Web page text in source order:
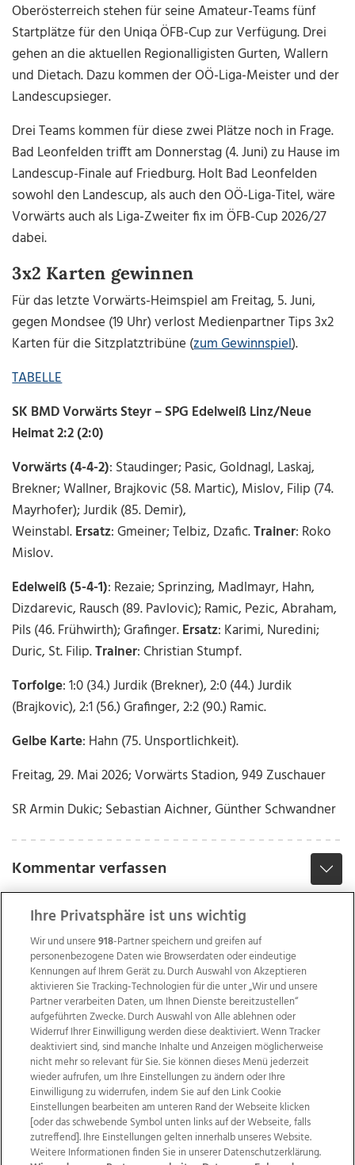
Oberösterreich stehen für seine Amateur-Teams fünf
Startplätze für den Uniqa ÖFB-Cup zur Verfügung. Drei
gehen an die aktuellen Regionalligisten Gurten, Wallern
und Dietach. Dazu kommen der OÖ-Liga-Meister und der
Landescupsieger.
Drei Teams kommen für diese zwei Plätze noch in Frage.
Bad Leonfelden trifft am Donnerstag (4. Juni) zu Hause im
Landescup-Finale auf Friedburg. Holt Bad Leonfelden
sowohl den Landescup, als auch den OÖ-Liga-Titel, wäre
Vorwärts auch als Liga-Zweiter fix im ÖFB-Cup 2026/27
dabei.
3x2 Karten gewinnen
Für das letzte Vorwärts-Heimspiel am Freitag, 5. Juni,
gegen Mondsee (19 Uhr) verlost Medienpartner Tips 3x2
Karten für die Sitzplatztribüne (zum Gewinnspiel).
TABELLE
SK BMD Vorwärts Steyr – SPG Edelweiß Linz/Neue
Heimat 2:2 (2:0)
Vorwärts (4-4-2): Staudinger; Pasic, Goldnagl, Laskaj,
Brekner; Wallner, Brajkovic (58. Martic), Mislov, Filip (74.
Mayrhofer); Jurdik (85. Demir),
Weinstabl.Ersatz:Gmeiner; Telbiz, Dzafic.Trainer: Roko
Mislov.
Edelweiß (5-4-1): Rezaie; Sprinzing, Madlmayr, Hahn,
Dizdarevic, Rausch (89. Pavlovic); Ramic, Pezic, Abraham,
Pils (46. Frühwirth); Grafinger.Ersatz: Karimi, Nuredini;
Duric, St. Filip.Trainer:Christian Stumpf.
Torfolge:1:0 (34.) Jurdik (Brekner), 2:0 (44.) Jurdik
(Brajkovic), 2:1 (56.) Grafinger, 2:2 (90.) Ramic.
Gelbe Karte: Hahn (75. Unsportlichkeit).
Freitag, 29. Mai 2026; Vorwärts Stadion, 949 Zuschauer
SR Armin Dukic; Sebastian Aichner, Günther Schwandner
Kommentar verfassen
Wir über uns Mediadaten Kontakt
Jobs
Datenschutz
Impressum
AGB Anzeigekunden
AGB Website
Ehrenkodex Politische Werbung
Ihre Privatsphäre ist uns wichtig
Wir und unsere918-Partner speichern und greifen auf
personenbezogene Daten wie Browserdaten oder eindeutige
Kennungen auf Ihrem Gerät zu. Durch Auswahl von Akzeptieren
aktivieren Sie Tracking-Technologien für die unter „Wir und unsere
Partner verarbeiten Daten, um Ihnen Dienste bereitzustellen“
aufgeführten Zwecke. Durch Auswahl von Alle ablehnen oder
Widerruf Ihrer Einwilligung werden diese deaktiviert. Wenn Tracker
deaktiviert sind, sind manche Inhalte und Anzeigen möglicherweise
nicht mehr so relevant für Sie. Sie können dieses Menü jederzeit
wieder aufrufen, um Ihre Einstellungen zu ändern oder Ihre
Einwilligung zu widerrufen, indem Sie auf den Link Cookie
Einstellungen bearbeiten am unteren Rand der Webseite klicken
[oder das schwebende Symbol unten links auf der Webseite, falls
zutreffend]. Ihre Einstellungen gelten innerhalb unseres Website.
Weitere Informationen finden Sie in unserer Datenschutzerklärung.